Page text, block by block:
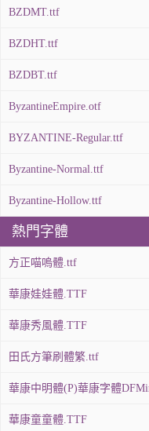
BZDMT.ttf
BZDHT.ttf
BZDBT.ttf
ByzantineEmpire.otf
BYZANTINE-Regular.ttf
Byzantine-Normal.ttf
Byzantine-Hollow.ttf
熱門字體
方正喵嗚體.ttf
華康娃娃體.TTF
華康秀風體.TTF
田氏方筆刷體繁.ttf
華康中明體(P)華康字體
華康童童體.TTF